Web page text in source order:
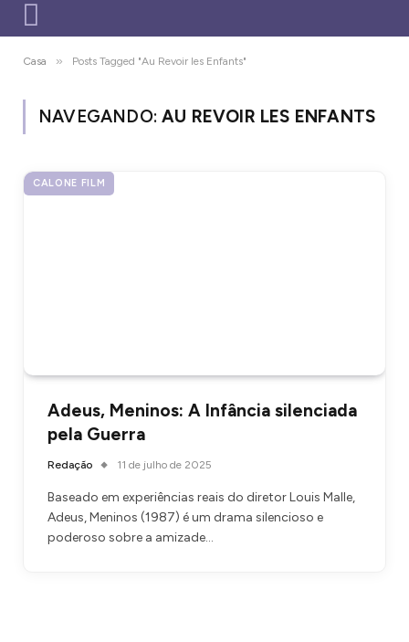
Casa » Posts Tagged "Au Revoir les Enfants"
NAVEGANDO:AU REVOIR LES ENFANTS
CALONE FILM
Adeus, Meninos: A Infância silenciada
pela Guerra
Redação 11 de julho de 2025
Baseado em experiências reais do diretor Louis Malle,
Adeus, Meninos (1987) é um drama silencioso e
poderoso sobre a amizade…